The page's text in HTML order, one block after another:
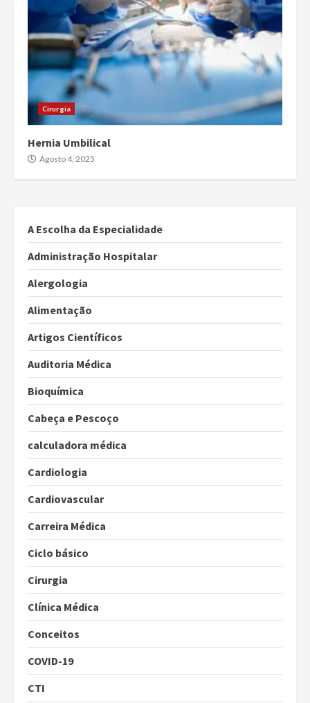
Cirurgia
Hernia Umbilical
Agosto 4, 2025
A Escolha da Especialidade
Administração Hospitalar
Alergologia
Alimentação
Artigos Científicos
Auditoria Médica
Bioquímica
Cabeça e Pescoço
calculadora médica
Cardiologia
Cardiovascular
Carreira Médica
Ciclo básico
Cirurgia
Clínica Médica
Conceitos
COVID-19
CTI